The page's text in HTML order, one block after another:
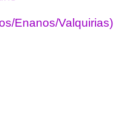
Enanos/Valquirias)